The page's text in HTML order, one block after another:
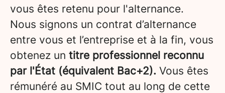
vous êtes retenu pour l'alternance.
Nous signons un contrat d’alternance
entre vous et l’entreprise et à la fin, vous
obtenez un titre professionnel reconnu
par l'État (équivalent Bac+2). Vous êtes
rémunéré au SMIC tout au long de cette